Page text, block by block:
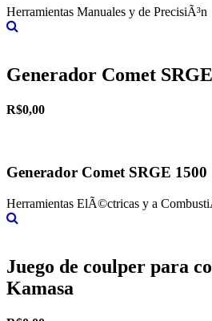
Herramientas Manuales y de PrecisiÃ³n
Generador Comet
R$0,00
Generador Comet SRGE 1500
Herramientas ElÃ©ctricas y a
Juego de coulper para
Kamasa